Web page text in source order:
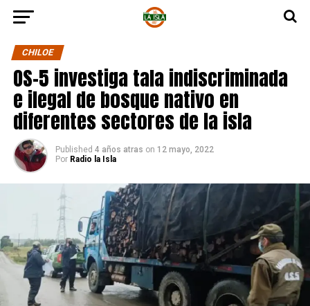
CHILOE
OS-5 investiga tala indiscriminada
e ilegal de bosque nativo en
diferentes sectores de la isla
Published 4 años atras on 12 mayo, 2022
Por Radio la Isla